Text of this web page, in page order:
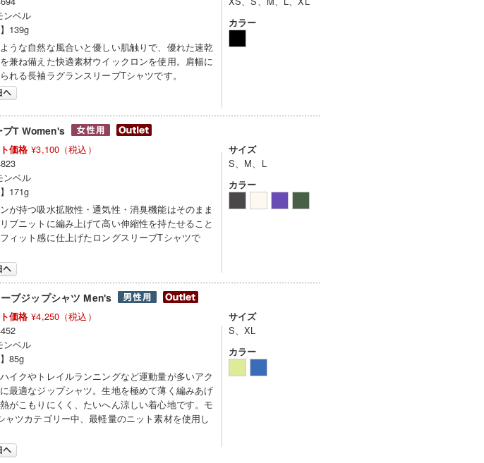
ンベル
139g
うな自然な風合いと優しい肌触りで、優れた速乾
兼ね備えた快適素材ウイックロンを使用。肩幅に
れる長袖ラグランスリーブTシャツです。
カラー
ブT Women's
価格 ¥3,100（税込）
ンベル
171g
が持つ吸水拡散性・通気性・消臭機能はそのまま
ブニットに編み上げて高い伸縮性を持たせること
ィット感に仕上げたロングスリーブTシャツで
サイズ
S、M、L
カラー
ブジップシャツ Men's
価格 ¥4,250（税込）
ンベル
85g
イクやトレイルランニングなど運動量が多いアク
最適なジップシャツ。生地を極めて薄く編みあげ
がこもりにくく、たいへん涼しい着心地です。モ
ャツカテゴリー中、最軽量のニット素材を使用し
サイズ
S、XL
カラー